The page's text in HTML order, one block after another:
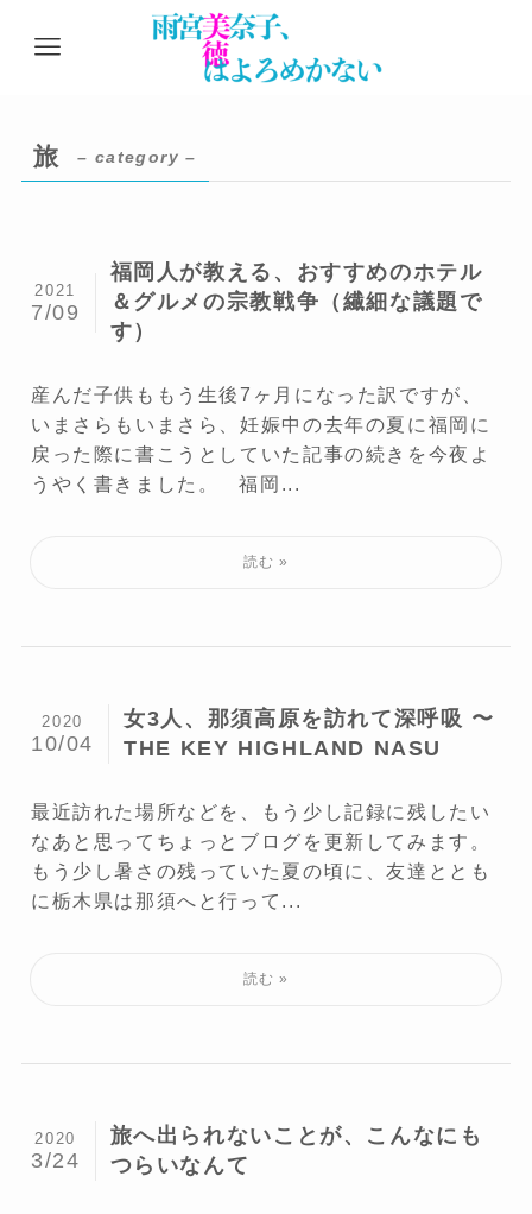
旅 – category –
福岡人が教える、おすすめのホテル
＆グルメの宗教戦争（繊細な議題で
す）
2021
7/09
産んだ子供ももう生後7ヶ月になった訳ですが、
いまさらもいまさら、妊娠中の去年の夏に福岡に
戻った際に書こうとしていた記事の続きを今夜よ
うやく書きました。 福岡...
女3人、那須高原を訪れて深呼吸 〜
THE KEY HIGHLAND NASU
2020
10/04
最近訪れた場所などを、もう少し記録に残したい
なあと思ってちょっとブログを更新してみます。
もう少し暑さの残っていた夏の頃に、友達ととも
に栃木県は那須へと行って...
旅へ出られないことが、こんなにも
つらいなんて
2020
3/24